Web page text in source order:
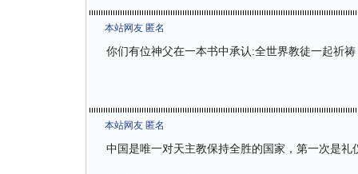
本站网友 匿名
你们有位神父在一本书中承认:全世界教徒一起祈
本站网友 匿名
中国是唯一对天主教保持全胜的国家，第一次是礼